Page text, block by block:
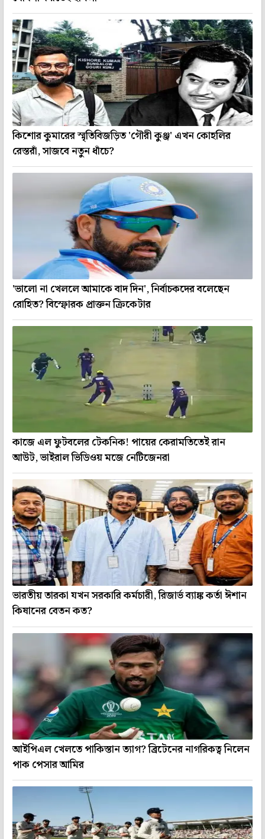
কিশোর কুমারের স্মৃতিবিজড়িত 'গৌরী কুঞ্জ' এখন কোহলির
রেস্তরাঁ, সাজবে নতুন ধাঁচে?
'ভালো না খেললে আমাকে বাদ দিন', নির্বাচকদের বলেছেন
রোহিত? বিস্ফোরক প্রাক্তন ক্রিকেটার
কাজে এল ফুটবলের টেকনিক! পায়ের কেরামতিতেই রান
আউট, ভাইরাল ভিডিওয় মজে নেটিজেনরা
ভারতীয় তারকা যখন সরকারি কর্মচারী, রিজার্ভ ব্যাঙ্ক কর্তা ঈশান
কিষানের বেতন কত?
আইপিএল খেলতে পাকিস্তান ত্যাগ? ব্রিটেনের নাগরিকত্ব নিলেন
পাক পেসার আমির